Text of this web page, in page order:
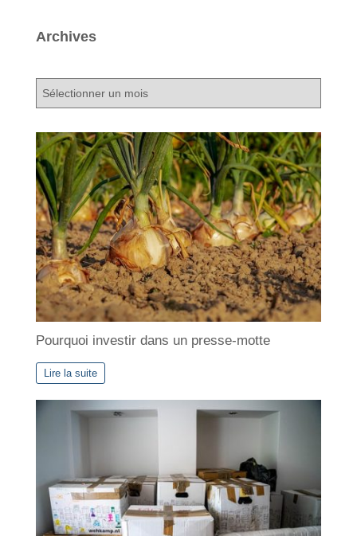
Archives
A
c
i
v
e
s
Pourquoi investir dans un presse-motte
Lire la suite